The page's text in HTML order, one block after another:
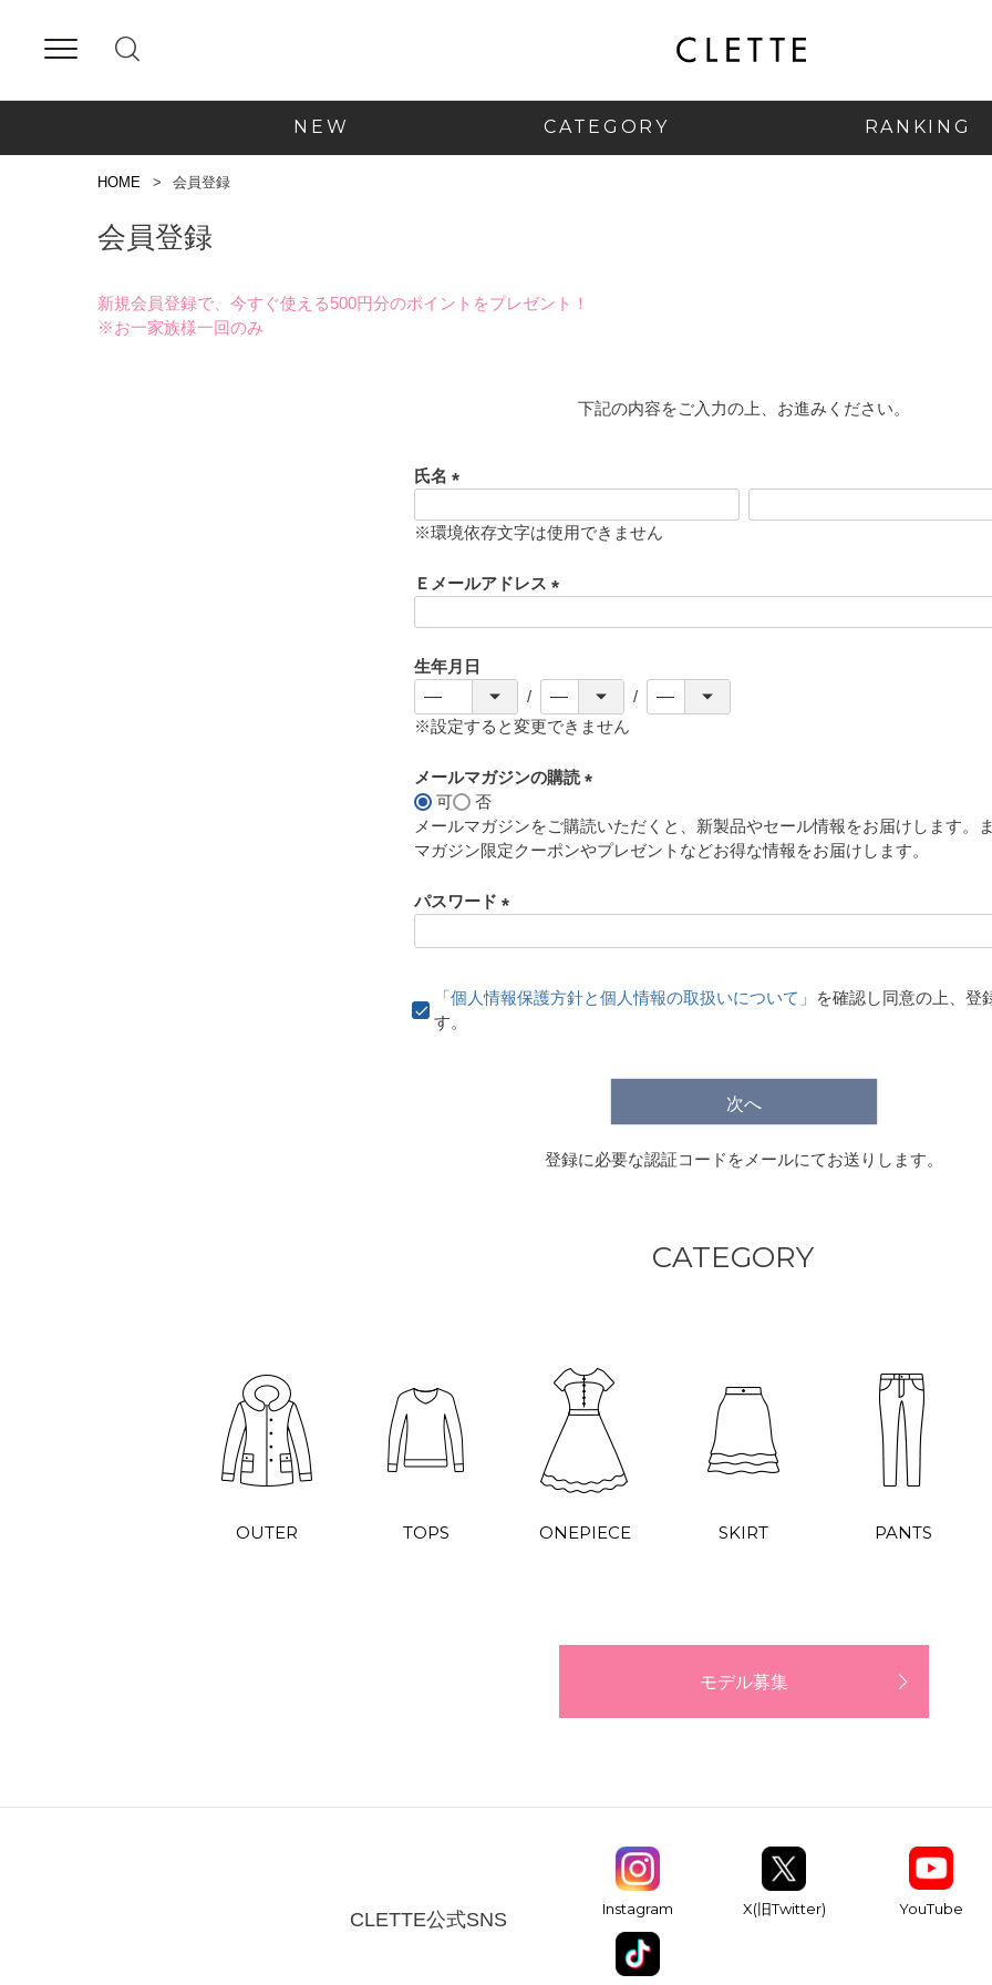
NEW CATEGORY RANKING
HOME 会員登録
会員登録
新規会員登録で、今すぐ使える500円分のポイントをプレゼント！
※お一家族様一回のみ
下記の内容をご入力の上、お進みください。
氏名
必
)
※環境依存文字は使用できません
Ｅメールアドレス
生年月日
※設定すると変更できません
メールマガジンの購読
必
須
可
否
メールマガジンをご購読いただくと、新製品やセール情報をお届けします。
マガジン限定クーポンやプレゼントなどお得な情報をお届けします。
パスワード
)
「個人情報保護方針と個人情報の取扱いについて」
を確認し同意の上、登
す。
次へ
登録に必要な認証コードをメールにてお送りします。
CATEGORY
OUTER TOPS ONEPIECE SKIRT PANTS
モデル募集
CLETTE公式SNS Instagram X(旧Twitter) YouTube